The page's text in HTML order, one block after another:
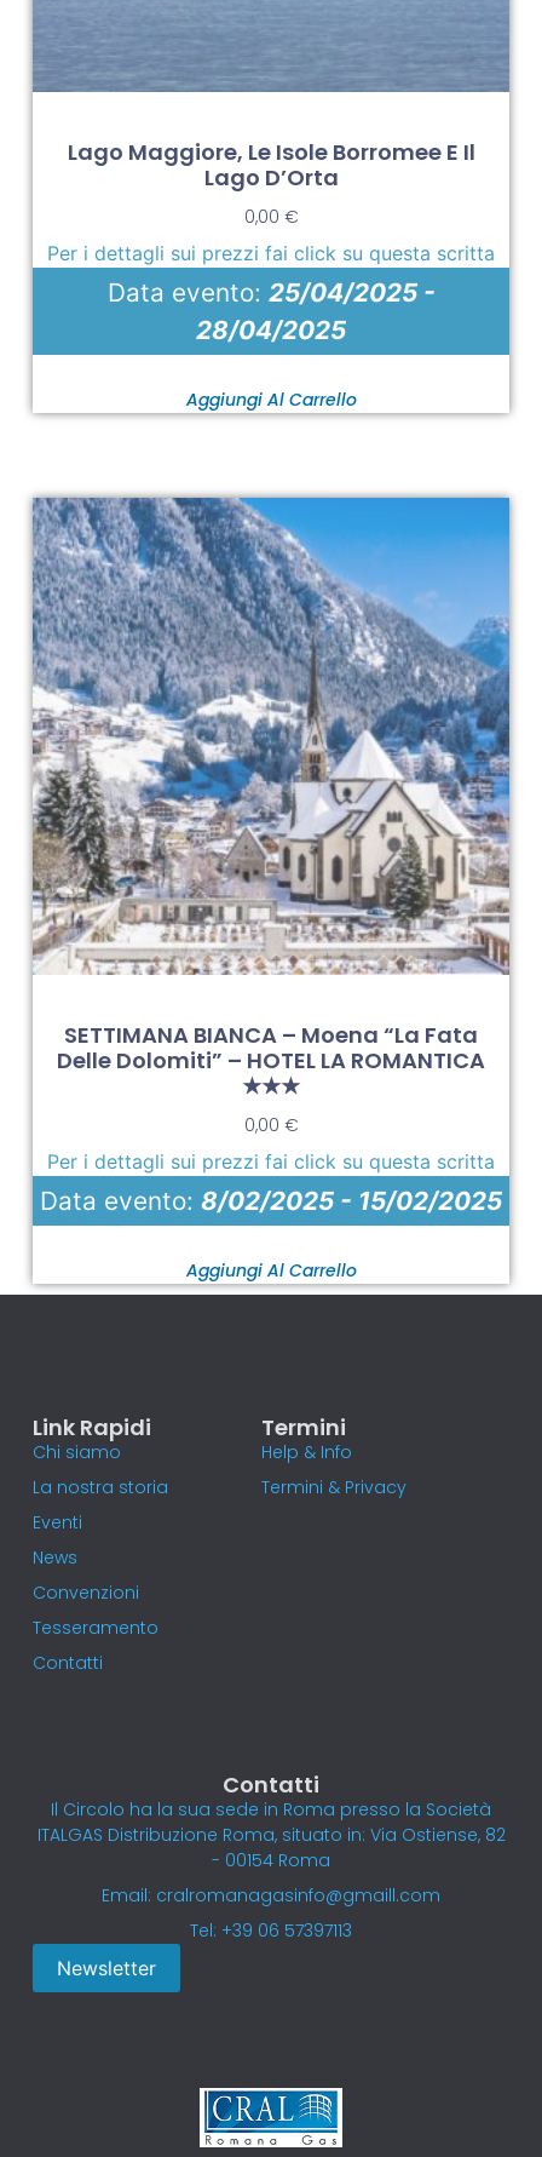
Lago Maggiore, Le Isole Borromee E Il
Lago D’Orta
0,00 €
Per i dettagli sui prezzi fai click su questa scritta
Data evento: 25/04/2025 -
28/04/2025
Aggiungi Al Carrello
SETTIMANA BIANCA – Moena “la Fata
Delle Dolomiti” – HOTEL LA ROMANTICA
★★★
0,00 €
Per i dettagli sui prezzi fai click su questa scritta
Data evento: 8/02/2025 - 15/02/2025
Aggiungi Al Carrello
Link Rapidi
Chi siamo
La nostra storia
Eventi
News
Convenzioni
Tesseramento
Contatti
Termini
Help & Info
Termini & Privacy
Contatti
Il Circolo ha la sua sede in Roma presso la Società
ITALGAS Distribuzione Roma, situato in: Via Ostiense, 82
- 00154 Roma
Email: cralromanagasinfo@gmaill.com
Tel: +39 06 57397113
Newsletter